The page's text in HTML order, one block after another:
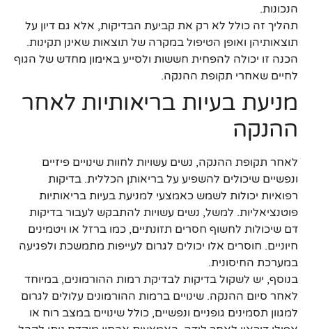
הנכונות.
תהליך זה כולל לא רק את קביעת הבדיקות, אלא גם דיון על
תוצאותיהן ואופן הטיפול במקרה של תוצאות שאינן תקינות.
הכנה זו יכולה להפחית חששות ולסייע באימון מחדש של הגוף
לחיים שאחרי תקופת ההנקה.
מניעת בעיות בריאותיות לאחר
ההנקה
לאחר תקופת ההנקה, נשים עשויות לחוות שינויים פיזיים
ונפשיים שיכולים להשפיע על בריאותן הכללית. בדיקות
רפואיות יכולות לשמש כאמצעי למניעת בעיות בריאותיות
פוטנציאליות. למשל, נשים עשויות להתבקש לעבור בדיקות
דם שיכולות לחשוף חסרים תזונתיים, כמו ברזל או ויטמינים
חיוניים. חוסרים אלו יכולים לגרום לעייפות מתמשכת ולפגיעה
במערכת החיסונית.
בנוסף, יש לשקול בדיקות לבדיקת רמות ההורמונים, במיוחד
לאחר סיום ההנקה. שינויים ברמות ההורמונים עלולים לגרום
למגוון תסמינים גופניים ונפשיים, כולל שינויים במצב רוח או